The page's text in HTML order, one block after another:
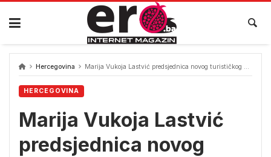
Skip
content
Hercegovina Marija Vukoja Lastvić predsjednica novog turističkog klastera Hercegovine
HERCEGOVINA
Marija Vukoja Lastvić
predsjednica novog